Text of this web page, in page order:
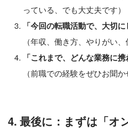
っている、でも大丈夫です）
「今回の転職活動で、大切
（年収、働き方、やりがい
「これまで、どんな業務に
（前職での経験をぜひお聞か
4. 最後に：まずは「オ